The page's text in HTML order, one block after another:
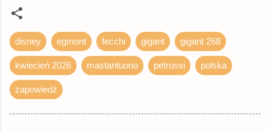
disney egmont fecchi gigant gigant 268
kwiecień 2026 mastantuono petrossi polska
zapowiedź